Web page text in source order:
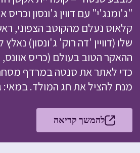
"ג'ומנג'י" עם דווין ג'ונסון
קלאוס נעלם מהקוטב הצפוני,
שלו (דוויין 'דה רוק' ג'ונסון)
ההאקר הטוב בעולם (כריס
כדי לאתר את סנטה במרדף
מנת להציל את חג המולד.
להמשך קריאה